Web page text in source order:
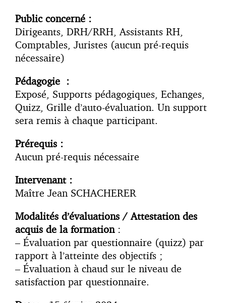
Public concerné :
Dirigeants, DRH/RRH, Assistants RH,
Comptables, Juristes (aucun pré-requis
nécessaire)
Pédagogie :
Exposé, Supports pédagogiques, Echanges,
Quizz, Grille d’auto-évaluation. Un support
sera remis à chaque participant.
Prérequis :
Aucun pré-requis nécessaire
Intervenant :
Maître Jean SCHACHERER
Modalités d’évaluations / Attestation des
acquis de la formation:
– Évaluation par questionnaire (quizz) par
rapport à l’atteinte des objectifs ;
– Évaluation à chaud sur le niveau de
satisfaction par questionnaire.